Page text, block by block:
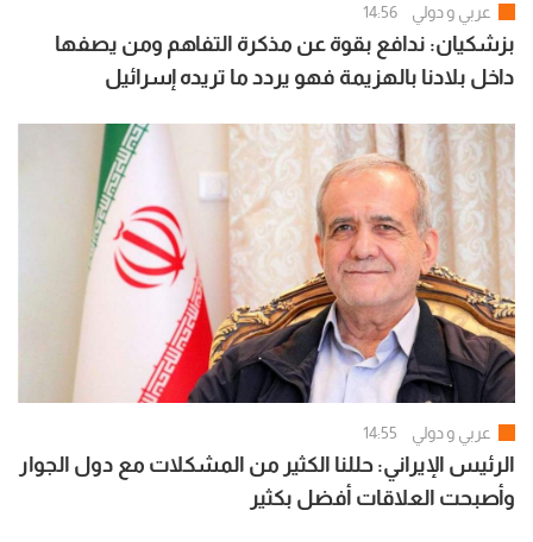
عربي و دولي 14:56
بزشكيان: ندافع بقوة عن مذكرة التفاهم ومن يصفها
داخل بلادنا بالهزيمة فهو يردد ما تريده إسرائيل
عربي و دولي 14:55
الرئيس الإيراني: حللنا الكثير من المشكلات مع دول الجوار
وأصبحت العلاقات أفضل بكثير